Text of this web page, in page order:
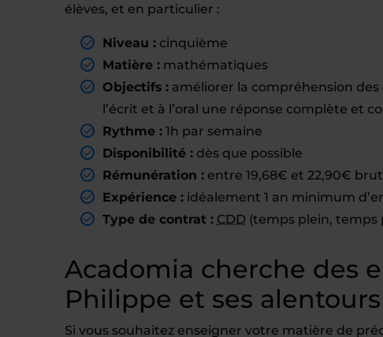
élèves, et en particulier :
Niveau : cinquième
Matière : mathématiques
Objectifs : améliorer la compréhension
l’écrit et à l’oral une réponse complète et
Rythme : 1h par semaine
Disponibilité : dès que possible
Rémunération : entre 19,68€ et 22,90€
Expérience : idéalement 1 an minimum
Type de contrat : CDD (temps plein, temps
Acadomia cherche des
Philippe et ses alentours
Si vous souhaitez enseigner votre matière de